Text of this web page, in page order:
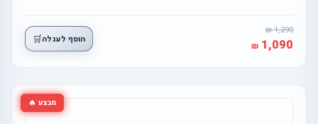
1,290
1,090 הוסף לעגלה🛒
מבצע 🔥